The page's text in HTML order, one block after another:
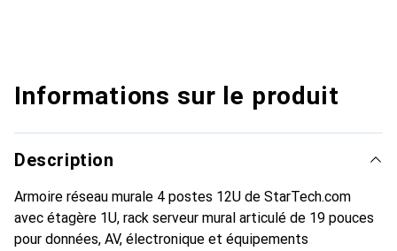
Informations sur le produit
Description
Armoire réseau murale 4 postes 12U de StarTech.com
avec étagère 1U, rack serveur mural articulé de 19 pouces
pour données, AV, électronique et équipements